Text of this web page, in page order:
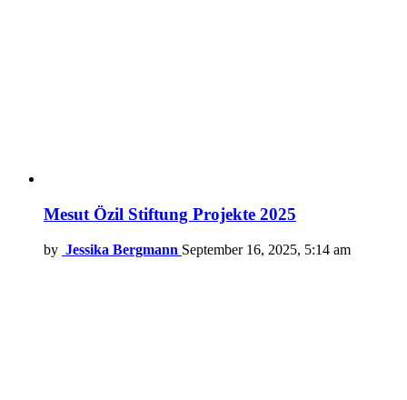
Mesut Özil Stiftung Projekte 2025
by Jessika Bergmann September 16, 2025, 5:14 am